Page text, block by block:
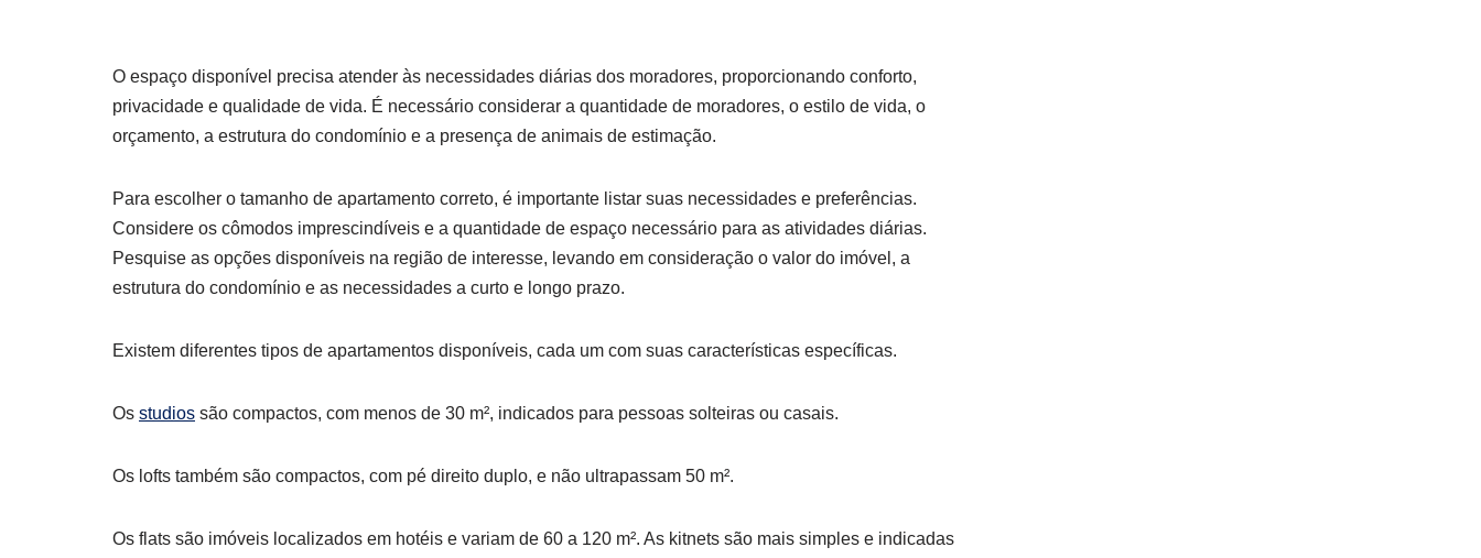
O espaço disponível precisa atender às necessidades diárias dos moradores, proporcionando conforto,
privacidade e qualidade de vida. É necessário considerar a quantidade de moradores, o estilo de vida, o
orçamento, a estrutura do condomínio e a presença de animais de estimação.
Para escolher o tamanho de apartamento correto, é importante listar suas necessidades e preferências.
Considere os cômodos imprescindíveis e a quantidade de espaço necessário para as atividades diárias.
Pesquise as opções disponíveis na região de interesse, levando em consideração o valor do imóvel, a
estrutura do condomínio e as necessidades a curto e longo prazo.
Existem diferentes tipos de apartamentos disponíveis, cada um com suas características específicas.
Os studios são compactos, com menos de 30 m², indicados para pessoas solteiras ou casais.
Os lofts também são compactos, com pé direito duplo, e não ultrapassam 50 m².
Os flats são imóveis localizados em hotéis e variam de 60 a 120 m². As kitnets são mais simples e indicadas